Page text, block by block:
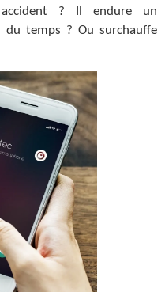
? Il endure un
du temps ? Ou surchauffe